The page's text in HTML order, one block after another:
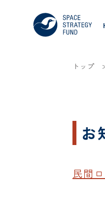
トップ
お
民間